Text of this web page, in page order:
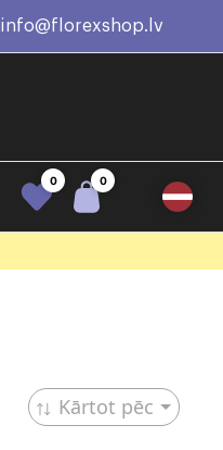
info@florexshop.lv
0 0
Kārtot pēc